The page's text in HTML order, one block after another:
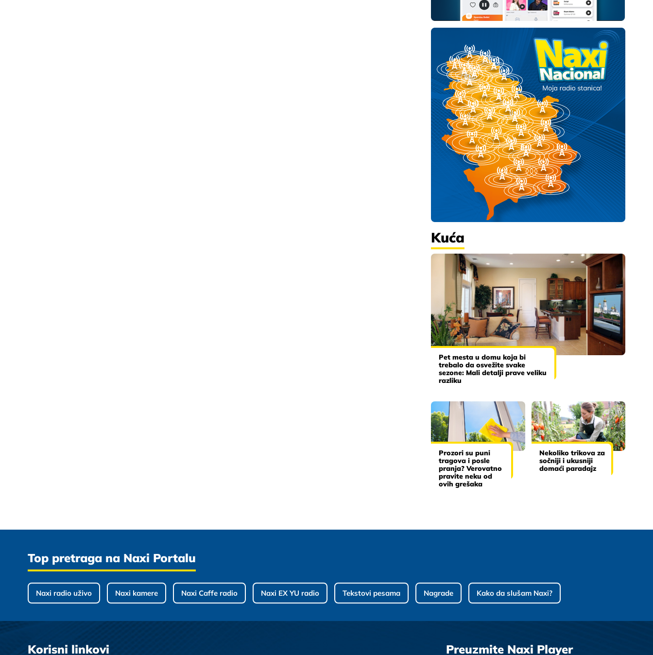
Kuća
Pet mesta u domu koja bi
trebalo da osvežite svake
sezone: Mali detalji prave veliku
razliku
Prozori su puni
tragova i posle
pranja? Verovatno
pravite neku od
ovih grešaka
Nekoliko trikova za
sočniji i ukusniji
domaći paradajz
Top pretraga na Naxi Portalu
Naxi radio uživo Naxi kamere Naxi Caffe radio Naxi EX YU radio Tekstovi pesama Nagrade Kako da slušam Naxi?
Korisni linkovi Preuzmite Naxi Player